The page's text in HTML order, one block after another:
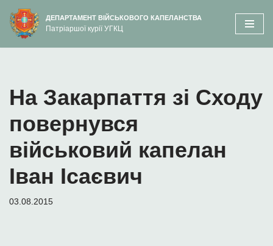
вмісту
Перейти
до
ДЕПАРТАМЕНТ ВІЙСЬКОВОГО КАПЕЛАНСТВА
Патріаршої курії УГКЦ
На Закарпаття зі Сходу
повернувся
військовий капелан
Іван Ісаєвич
03.08.2015